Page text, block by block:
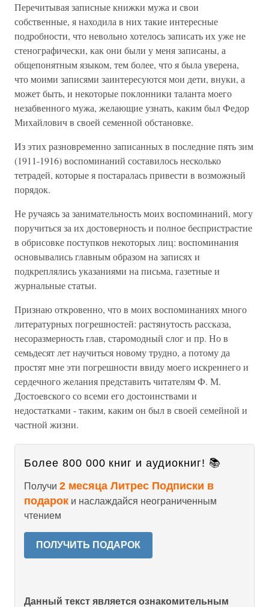
Перечитывая записные книжки мужа и свои
собственные, я находила в них такие интересные
подробности, что невольно хотелось записать их уже не
стенографически, как они были у меня записаны, а
общепонятным языком, тем более, что я была уверена,
что моими записями заинтересуются мои дети, внуки, а
может быть, и некоторые поклонники таланта моего
незабвенного мужа, желающие узнать, каким был Федор
Михайлович в своей семенной обстановке.
Из этих разновременно записанных в последние пять зим
(1911-1916) воспоминаний составилось несколько
тетрадей, которые я постаралась привести в возможный
порядок.
Не ручаясь за занимательность моих воспоминаний, могу
поручиться за их достоверность и полное беспристрастие
в обрисовке поступков некоторых лиц: воспоминания
основывались главным образом на записях и
подкреплялись указаниями на письма, газетные и
журнальные статьи.
Признаю откровенно, что в моих воспоминаниях много
литературных погрешностей: растянутость рассказа,
несоразмерность глав, старомодный слог и пр. Но в
семьдесят лет научиться новому трудно, а потому да
простят мне эти погрешности ввиду моего искреннего и
сердечного желания представить читателям Ф. М.
Достоевского со всеми его достоинствами и
недостатками - таким, каким он был в своей семейной и
частной жизни.
Более 800 000 книг и аудиокниг! 📚
Получи 2 месяца Литрес Подписки в
подарок и наслаждайся неограниченным
чтением
ПОЛУЧИТЬ ПОДАРОК
Данный текст является ознакомительным